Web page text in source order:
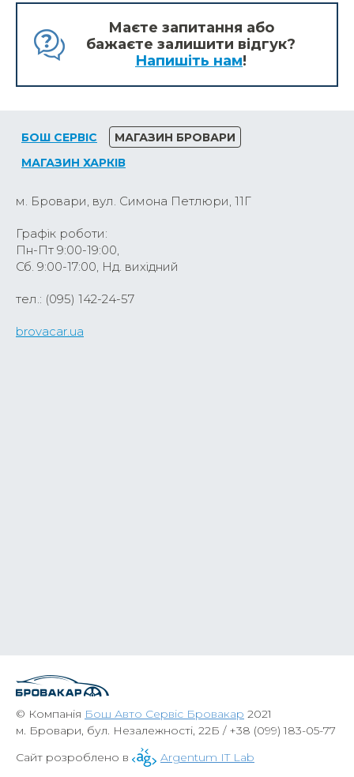
Маєте запитання або
бажаєте залишити відгук?
Напишіть нам!
БОШ СЕРВІС
МАГАЗИН БРОВАРИ
МАГАЗИН ХАРКІВ
м. Бровари, вул. Симона Петлюри, 11Г
Графік роботи:
Пн-Пт 9:00-19:00,
Сб. 9:00-17:00, Нд. вихідний
тел.: (095) 142-24-57
brovacar.ua
© Компанія Бош Авто Сервіс Бровакар 2021
м. Бровари, бул. Незалежності, 22Б /+38 (099) 183-05-77
Сайт розроблено в
Argentum IT Lab